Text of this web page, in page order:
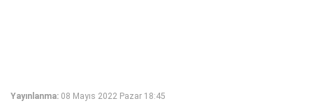
Yayınlanma: 08 Mayıs 2022 Pazar 18:45